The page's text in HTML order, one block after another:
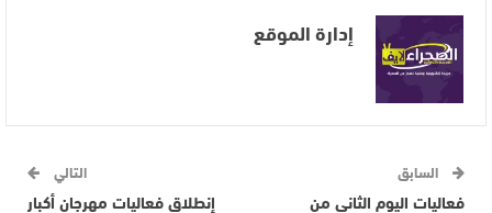
إدارة الموقع
السابق
فعاليات اليوم الثاني من
التالي
إنطلاق فعاليات مهرجان أكبار